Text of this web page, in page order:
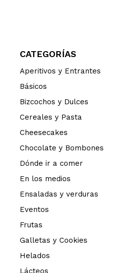
CATEGORÍAS
Aperitivos y Entrantes
Básicos
Bizcochos y Dulces
Cereales y Pasta
Cheesecakes
Chocolate y Bombones
Dónde ir a comer
En los medios
Ensaladas y verduras
Eventos
Frutas
Galletas y Cookies
Helados
Lácteos